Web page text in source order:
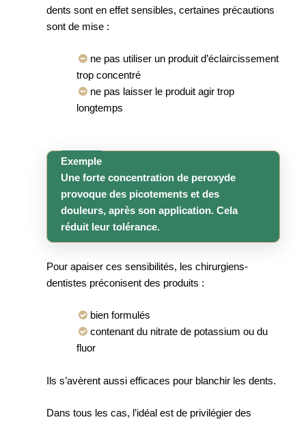
dents sont en effet sensibles, certaines précautions
sont de mise :
ne pas utiliser un produit d’éclaircissement
trop concentré
ne pas laisser le produit agir trop
longtemps
Exemple
Une forte concentration de peroxyde
provoque des picotements et des
douleurs, après son application. Cela
réduit leur tolérance.
Pour apaiser ces sensibilités, les chirurgiens-
dentistes préconisent des produits :
bien formulés
contenant du nitrate de potassium ou du
fluor
Ils s’avèrent aussi efficaces pour blanchir les dents.
Dans tous les cas, l’idéal est de privilégier des